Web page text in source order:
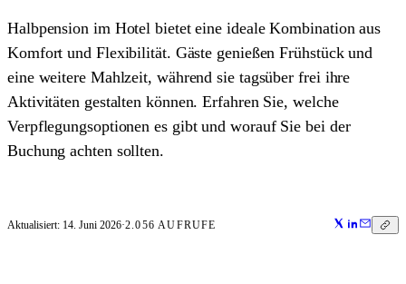
Halbpension im Hotel bietet eine ideale Kombination aus
Komfort und Flexibilität. Gäste genießen Frühstück und
eine weitere Mahlzeit, während sie tagsüber frei ihre
Aktivitäten gestalten können. Erfahren Sie, welche
Verpflegungsoptionen es gibt und worauf Sie bei der
Buchung achten sollten.
Aktualisiert: 14. Juni 2026·2.056 AUFRUFE